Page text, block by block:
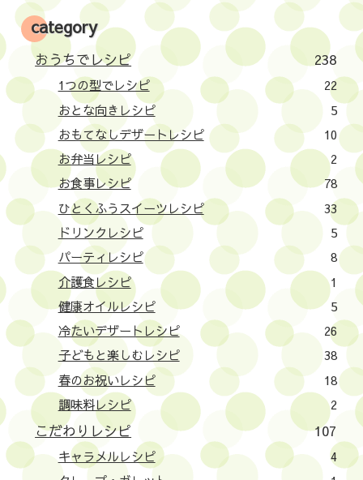
category
おうちでレシピ 238
1つの型でレシピ
22
おとな向きレシピ
5
おもてなしデザートレシピ
10
お弁当レシピ
2
お食事レシピ
78
ひとくふうスイーツレシピ
33
ドリンクレシピ
5
パーティレシピ
8
介護食レシピ
1
健康オイルレシピ
5
冷たいデザートレシピ
26
子どもと楽しむレシピ
38
春のお祝いレシピ
18
調味料レシピ
2
こだわりレシピ 107
キャラメルレシピ
4